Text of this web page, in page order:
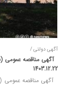
آگهی دولتی /
آگهی مناقصه عمومی
1403.12.22
آگهی مناقصه عمومی (نوبت